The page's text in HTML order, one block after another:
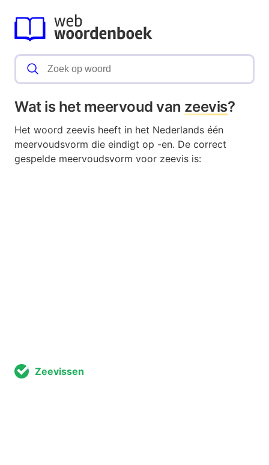
Wat is het meervoud van zeevis?
Het woord zeevis heeft in het Nederlands één
meervoudsvorm die eindigt op -en. De correct
gespelde meervoudsvorm voor zeevis is:
Zeevissen